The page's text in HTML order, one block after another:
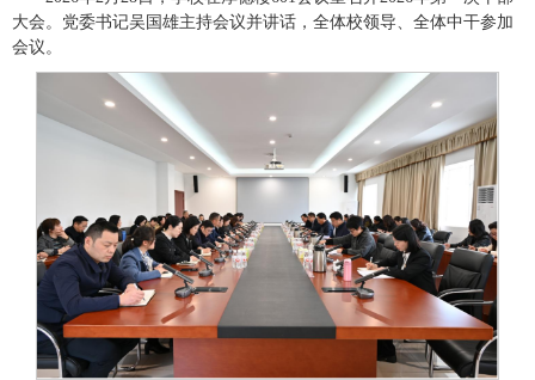
大会。党委书记吴国雄主持会议并讲话，全体校领导、全体中干参加
会议。